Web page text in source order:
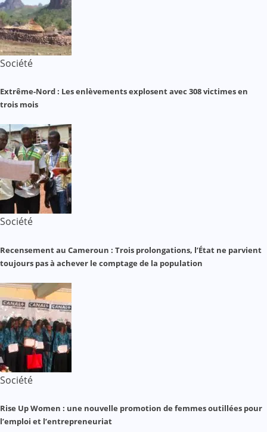
Société
Extrême-Nord : Les enlèvements explosent avec 308 victimes en
trois mois
Société
Recensement au Cameroun : Trois prolongations, l’État ne parvient
toujours pas à achever le comptage de la population
Société
Rise Up Women : une nouvelle promotion de femmes outillées pour
l’emploi et l’entrepreneuriat